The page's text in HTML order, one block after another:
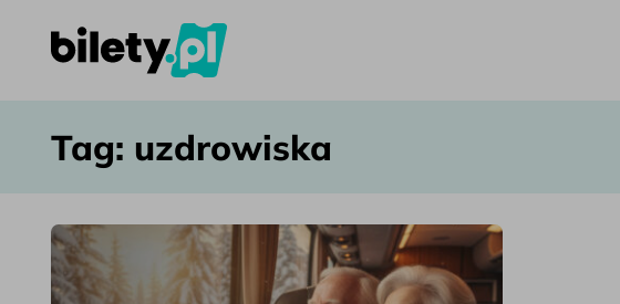
Przejdź do treści
uzdrowiska – bilety.pl
Tag: uzdrowiska